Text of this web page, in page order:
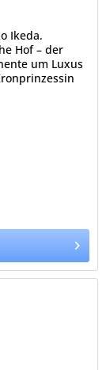
Ikeda.
Hof – der
um Luxus